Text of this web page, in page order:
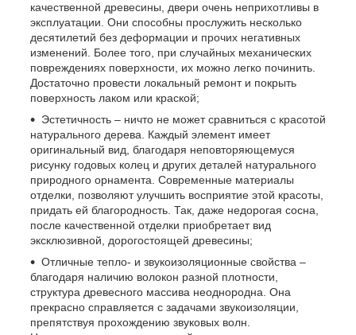
качественной древесины, двери очень неприхотливы в
эксплуатации. Они способны прослужить несколько
десятилетий без деформации и прочих негативных
изменений. Более того, при случайных механических
повреждениях поверхности, их можно легко починить.
Достаточно провести локальный ремонт и покрыть
поверхность лаком или краской;
Эстетичность – ничто не может сравниться с красотой
натурального дерева. Каждый элемент имеет
оригинальный вид, благодаря неповторяющемуся
рисунку годовых колец и других деталей натурального
природного орнамента. Современные материалы
отделки, позволяют улучшить восприятие этой красоты,
придать ей благородность. Так, даже недорогая сосна,
после качественной отделки приобретает вид
эксклюзивной, дорогостоящей древесины;
Отличные тепло- и звукоизоляционные свойства –
благодаря наличию волокон разной плотности,
структура древесного массива неоднородна. Она
прекрасно справляется с задачами звукоизоляции,
препятствуя прохождению звуковых волн.